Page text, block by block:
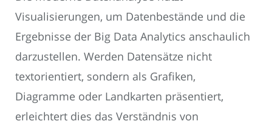
Visualisierungen, um Datenbestände und die
Ergebnisse der Big Data Analytics anschaulich
darzustellen. Werden Datensätze nicht
textorientiert, sondern als Grafiken,
Diagramme oder Landkarten präsentiert,
erleichtert dies das Verständnis von